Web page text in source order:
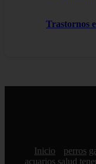
Trastornos
Inicio perros
acuarios salud